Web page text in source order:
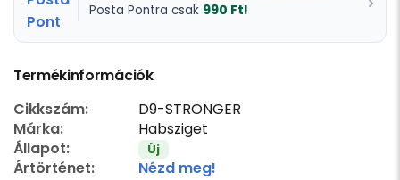
Posta Pontra csak 990 Ft!
Termékinformációk
Cikkszám:
D9-STRONGER
Márka:
Habsziget
Állapot:
Új
Ártörténet: Nézd meg!